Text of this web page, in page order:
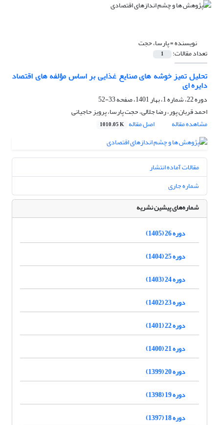
نویسنده =پارسا، حجت
تعداد مقالات: 1
تحلیل تمیز خوشه های صنایع غذایی بر اساس مؤلفه های اقتصاد
دایره ای
دوره 22، شماره 1، بهار 1401، صفحه
33-52
احمد قربان پور، رضا جلالی، حجت پارسا، پرویز حاجیانی
مشاهده مقاله
اصل مقاله 1010.05 K
مقالات آماده انتشار
شماره جاری
شماره‌های پیشین نشریه
دوره 26 (1405)
دوره 25 (1404)
دوره 24 (1403)
دوره 23 (1402)
دوره 22 (1401)
دوره 21 (1400)
دوره 20 (1399)
دوره 19 (1398)
دوره 18 (1397)